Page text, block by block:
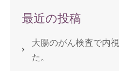
シ
ン
最近の投稿
大腸のがん検査で内
た。